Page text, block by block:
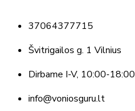
37064377715
Švitrigailos g. 1 Vilnius
Dirbame I-V, 10:00-18:00
info@voniosguru.lt